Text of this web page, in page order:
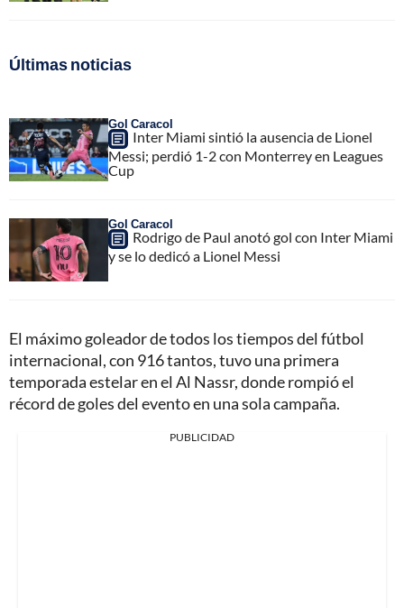
Últimas noticias
Gol Caracol
Inter Miami sintió la ausencia de Lionel
Messi; perdió 1-2 con Monterrey en Leagues
Cup
Gol Caracol
Rodrigo de Paul anotó gol con Inter Miami
y se lo dedicó a Lionel Messi
El máximo goleador de todos los tiempos del fútbol
internacional, con 916 tantos, tuvo una primera
temporada estelar en el Al Nassr, donde rompió el
récord de goles del evento en una sola campaña.
PUBLICIDAD